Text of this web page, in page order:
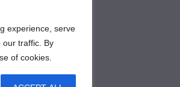
experience, serve
our traffic. By
of cookies.